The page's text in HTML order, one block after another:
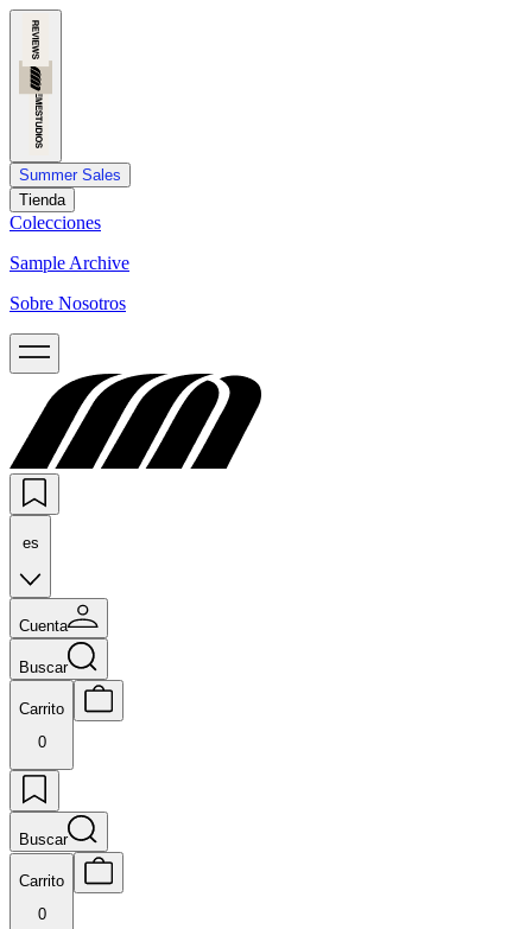
Summer Sales
Tienda
Colecciones
Sample Archive
Sobre Nosotros
es
Cuenta
Buscar
Carrito
0
Buscar
Carrito
0